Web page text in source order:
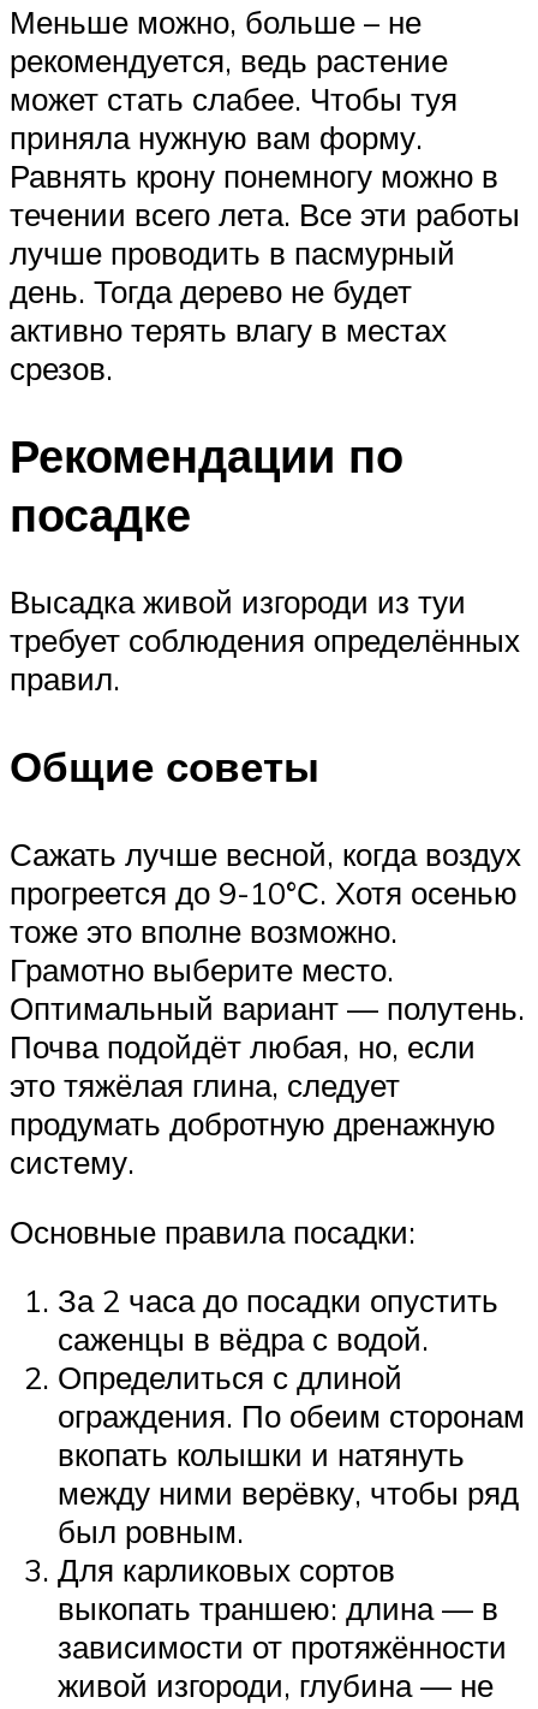
Меньше можно, больше – не
рекомендуется, ведь растение
может стать слабее. Чтобы туя
приняла нужную вам форму.
Равнять крону понемногу можно в
течении всего лета. Все эти работы
лучше проводить в пасмурный
день. Тогда дерево не будет
активно терять влагу в местах
срезов.
Рекомендации по
посадке
Высадка живой изгороди из туи
требует соблюдения определённых
правил.
Общие советы
Сажать лучше весной, когда воздух
прогреется до 9-10°С. Хотя осенью
тоже это вполне возможно.
Грамотно выберите место.
Оптимальный вариант — полутень.
Почва подойдёт любая, но, если
это тяжёлая глина, следует
продумать добротную дренажную
систему.
Основные правила посадки:
За 2 часа до посадки опустить
саженцы в вёдра с водой.
Определиться с длиной
ограждения. По обеим сторонам
вкопать колышки и натянуть
между ними верёвку, чтобы ряд
был ровным.
Для карликовых сортов
выкопать траншею: длина — в
зависимости от протяжённости
живой изгороди, глубина — не